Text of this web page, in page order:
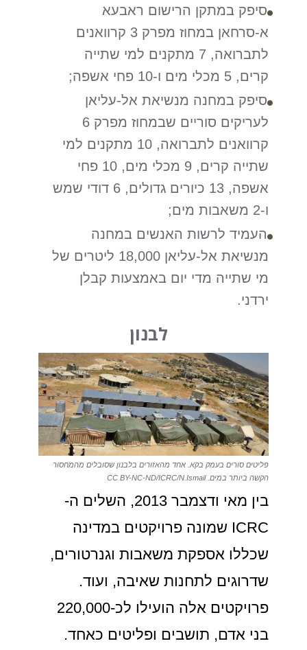
סיפק במתקן הרישום ראבעא
א-סרחאן במחוז מפרק 3 קרוואנים
לתברואה, 7 מתקנים למי שתייה
קרים, 5 מכלי מים ו-10 פחי אשפה;
סיפק במחנה מנשיאת אל-עליאן
לעריקים סוריים שבמחוז מפרק 6
קרוואנים לתברואה, 10 מתקנים למי
שתייה קרים, 9 מכלי מים, 10 פחי
אשפה, 13 כיורים גדולים, 6 דודי שמש
ו-2 משאבות מים;
העמיד לרשות האנשים במחנה
מנשיאת אל-עליאן 18,000 ליטרים של
מי שתייה מדי יום באמצעות קבלן
ירדני.
לבנון
פליטים סורים בעמק בקא. אחד מהאזורים בלבנון שסובלים מהמחסור
הקשה ביותר במים. CC BY-NC-ND/ICRC/N.Ismail
בין מאי ודצמבר 2013, השלים ה-
ICRC שמונה פרויקטים במדינה
שכללו אספקת משאבות וגנרטורים,
שדרוגים לתחנות שאיבה, ועוד.
פרויקטים אלה הועילו לכ-220,000
בני אדם, תושבים ופליטים כאחד.